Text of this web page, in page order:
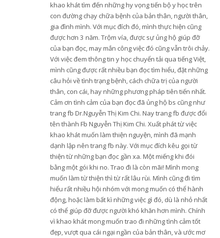
khao khát tìm đến những hy vọng tiến bộ y học trên
con đường chạy chữa bệnh của bản thân, người thân,
gia đình mình. Với mục đích đó, mình thực hiện cũng
được hơn 3 năm. Trộm vía, được sự ủng hộ giúp đỡ
của bạn đọc, may mắn công việc đó cũng vẫn trôi chảy.
Với việc đem thông tin y học chuyển tải qua tiếng Việt,
mình cũng được rất nhiều bạn đọc tìm hiểu, đặt những
câu hỏi về tình trạng bệnh, cách chữa trị của người
thân, con cái, hay những phương pháp tiên tiến nhất.
Cảm ơn tình cảm của bạn đọc đã ủng hộ bs cũng như
trang fb Dr.Nguyễn Thị Kim Chi. Nay trang fb được đổi
tên thành Fb Nguyễn Thị Kim Chi. Xuất phát từ việc
khao khát muốn làm thiện nguyện, mình đã mạnh
dạnh lập nên trang fb này. Với mục đích kêu gọi từ
thiện từ những bạn đọc gần xa. Một miếng khi đói
bằng một gói khi no. Trao đi là còn mãi! Mình mong
muốn làm từ thiện thì từ rất lâu rùi. Mình cũng đi tìm
hiểu rất nhiều hội nhóm với mong muốn có thể hành
động, hoặc làm bất kì những việc gì đó, dù là nhỏ nhất
có thể giúp đỡ được người khó khăn hơn mình. Chính
vì khao khát mong muốn trao đi những tình cảm tốt
đẹp, vượt qua cái ngại ngần của bản thân, và ước mơ